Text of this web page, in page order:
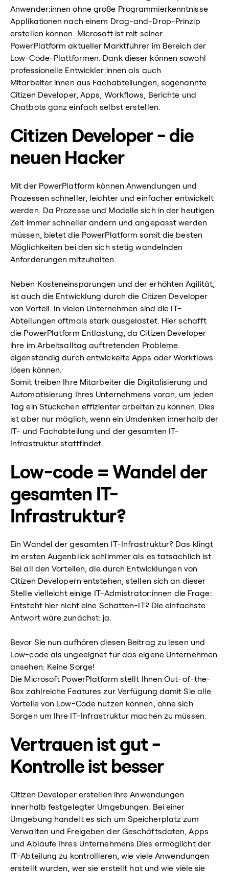
Anwender:innen ohne große Programmierkenntnisse
Applikationen nach einem Drag-and-Drop-Prinzip
erstellen können. Microsoft ist mit seiner
PowerPlatform aktueller Marktführer im Bereich der
Low-Code-Plattformen. Dank dieser können sowohl
professionelle Entwickler:innen als auch
Mitarbeiter:innen aus Fachabteilungen, sogenannte
Citizen Developer, Apps, Workflows, Berichte und
Chatbots ganz einfach selbst erstellen.
Citizen Developer - die
neuen Hacker
Mit der PowerPlatform können Anwendungen und
Prozessen schneller, leichter und einfacher entwickelt
werden. Da Prozesse und Modelle sich in der heutigen
Zeit immer schneller ändern und angepasst werden
müssen, bietet die PowerPlatform somit die besten
Möglichkeiten bei den sich stetig wandelnden
Anforderungen mitzuhalten.
Neben Kosteneinsparungen und der erhöhten Agilität,
ist auch die Entwicklung durch die Citizen Developer
von Vorteil. In vielen Unternehmen sind die IT-
Abteilungen oftmals stark ausgelastet. Hier schafft
die PowerPlatform Entlastung, da Citizen Developer
ihre im Arbeitsalltag auftretenden Probleme
eigenständig durch entwickelte Apps oder Workflows
lösen können.
Somit treiben Ihre Mitarbeiter die Digitalisierung und
Automatisierung Ihres Unternehmens voran, um jeden
Tag ein Stückchen effizienter arbeiten zu können. Dies
ist aber nur möglich, wenn ein Umdenken innerhalb der
IT- und Fachabteilung und der gesamten IT-
Infrastruktur stattfindet.
Low-code = Wandel der
gesamten IT-
Infrastruktur?
Ein Wandel der gesamten IT-Infrastruktur? Das klingt
im ersten Augenblick schlimmer als es tatsächlich ist.
Bei all den Vorteilen, die durch Entwicklungen von
Citizen Developern entstehen, stellen sich an dieser
Stelle vielleicht einige IT-Admistrator:innen die Frage:
Entsteht hier nicht eine Schatten-IT? Die einfachste
Antwort wäre zunächst: ja.
Bevor Sie nun aufhören diesen Beitrag zu lesen und
Low-code als ungeeignet für das eigene Unternehmen
ansehen: Keine Sorge!
Die Microsoft PowerPlatform stellt Ihnen Out-of-the-
Box zahlreiche Features zur Verfügung damit Sie alle
Vorteile von Low-Code nutzen können, ohne sich
Sorgen um Ihre IT-Infrastruktur machen zu müssen.
Vertrauen ist gut -
Kontrolle ist besser
Citizen Developer erstellen ihre Anwendungen
innerhalb festgelegter Umgebungen. Bei einer
Umgebung handelt es sich um Speicherplatz zum
Verwalten und Freigeben der Geschäftsdaten, Apps
und Abläufe Ihres Unternehmens.Dies ermöglicht der
IT-Abteilung zu kontrollieren, wie viele Anwendungen
erstellt wurden, wer sie erstellt hat und wie viele sie